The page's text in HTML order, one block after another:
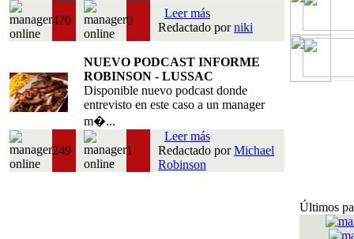
470 0
Leer más
Redactado porniki
NUEVO PODCAST INFORME
ROBINSON - LUSSAC
Disponible nuevo podcast donde
entrevisto en este caso a un manager
m�...
249 1
Leer más
Redactado porMichael
Robinson
Últimos